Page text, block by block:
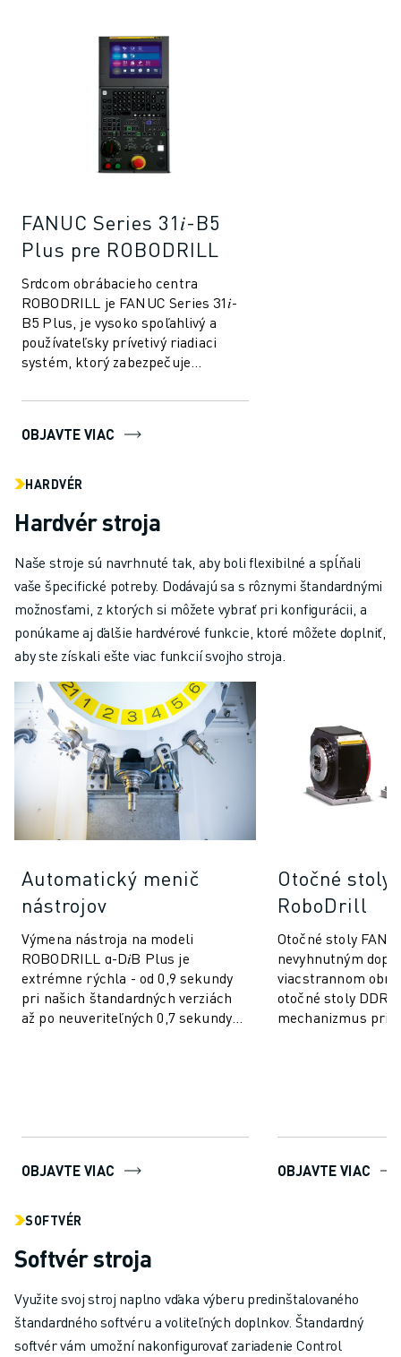
FANUC Series 31𝑖-B5
Plus pre ROBODRILL
Srdcom obrábacieho centra
ROBODRILL je FANUC Series 31𝑖-
B5 Plus, je vysoko spoľahlivý a
používateľsky prívetivý riadiaci
systém, ktorý zabezpečuje
obrábacích operácií.
OBJAVTE VIAC
HARDVÉR
Hardvér stroja
Naše stroje sú navrhnuté tak, aby boli flexibilné a spĺňali
vaše špecifické potreby. Dodávajú sa s rôznymi štandardnými
možnosťami, z ktorých si môžete vybrať pri konfigurácii, a
ponúkame aj ďalšie hardvérové funkcie, ktoré môžete doplniť,
aby ste získali ešte viac funkcií svojho stroja.
Automatický menič
nástrojov
Výmena nástroja na modeli
ROBODRILL α-D𝑖B Plus je
extrémne rýchla - od 0,9 sekundy
pri našich štandardných verziách
až po neuveriteľných 0,7 sekundy
OBJAVTE VIAC
Otočné stoly
RoboDrill
Otočné stoly
nevyhnutným
viacstrannom
otočné stoly DDR
mechanizmus
OBJAVTE VIAC
SOFTVÉR
Softvér stroja
Využite svoj stroj naplno vďaka výberu predinštalovaného
štandardného softvéru a voliteľných doplnkov. Štandardný
softvér vám umožní nakonfigurovať zariadenie Control